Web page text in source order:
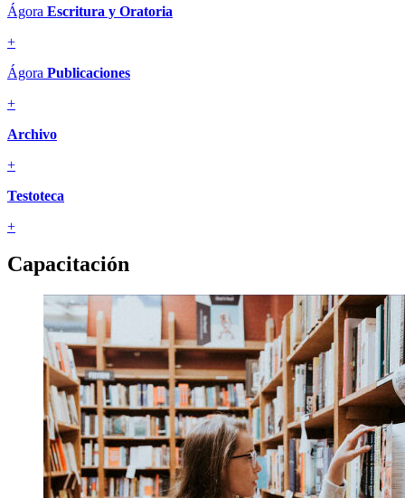
Ágora Escritura y Oratoria
+
Ágora Publicaciones
+
Archivo
+
Testoteca
+
Capacitación